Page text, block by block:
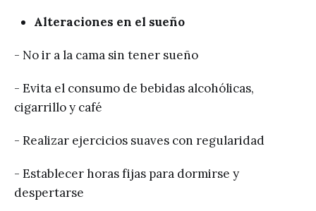
Alteraciones en el sueño
- No ir a la cama sin tener sueño
- Evita el consumo de bebidas alcohólicas,
cigarrillo y café
- Realizar ejercicios suaves con regularidad
- Establecer horas fijas para dormirse y
despertarse